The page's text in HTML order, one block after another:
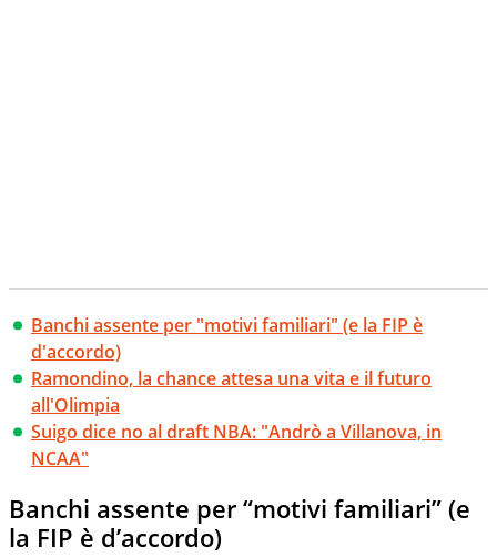
Banchi assente per "motivi familiari" (e la FIP è
d'accordo)
Ramondino, la chance attesa una vita e il futuro
all'Olimpia
Suigo dice no al draft NBA: "Andrò a Villanova, in
NCAA"
Banchi assente per “motivi familiari” (e
la FIP è d’accordo)